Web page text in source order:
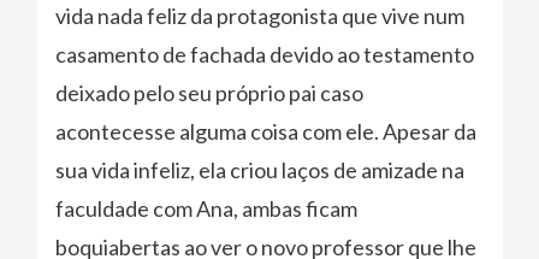
vida nada feliz da protagonista que vive num
casamento de fachada devido ao testamento
deixado pelo seu próprio pai caso
acontecesse alguma coisa com ele. Apesar da
sua vida infeliz, ela criou laços de amizade na
faculdade com Ana, ambas ficam
boquiabertas ao ver o novo professor que lhe